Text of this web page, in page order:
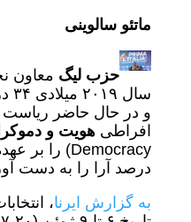
ماتئو سالوینی
حزب لیگ معاون
و در حال حاضر
افراطی هویت و
درصد آرا را به دست
به گزارش ایرنا،